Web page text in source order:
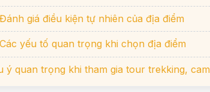
giá điều kiện tự nhiên của địa điểm
yếu tố quan trọng khi chọn địa điểm
ý quan trọng khi tham gia tour trekking,